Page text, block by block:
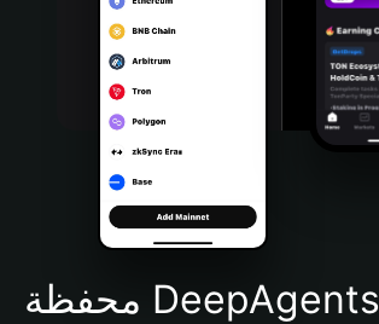
Português (Portugal)
Bahasa Indonesia
Português (Brasil)
Español (Argentina)
محفظة DeepAgents